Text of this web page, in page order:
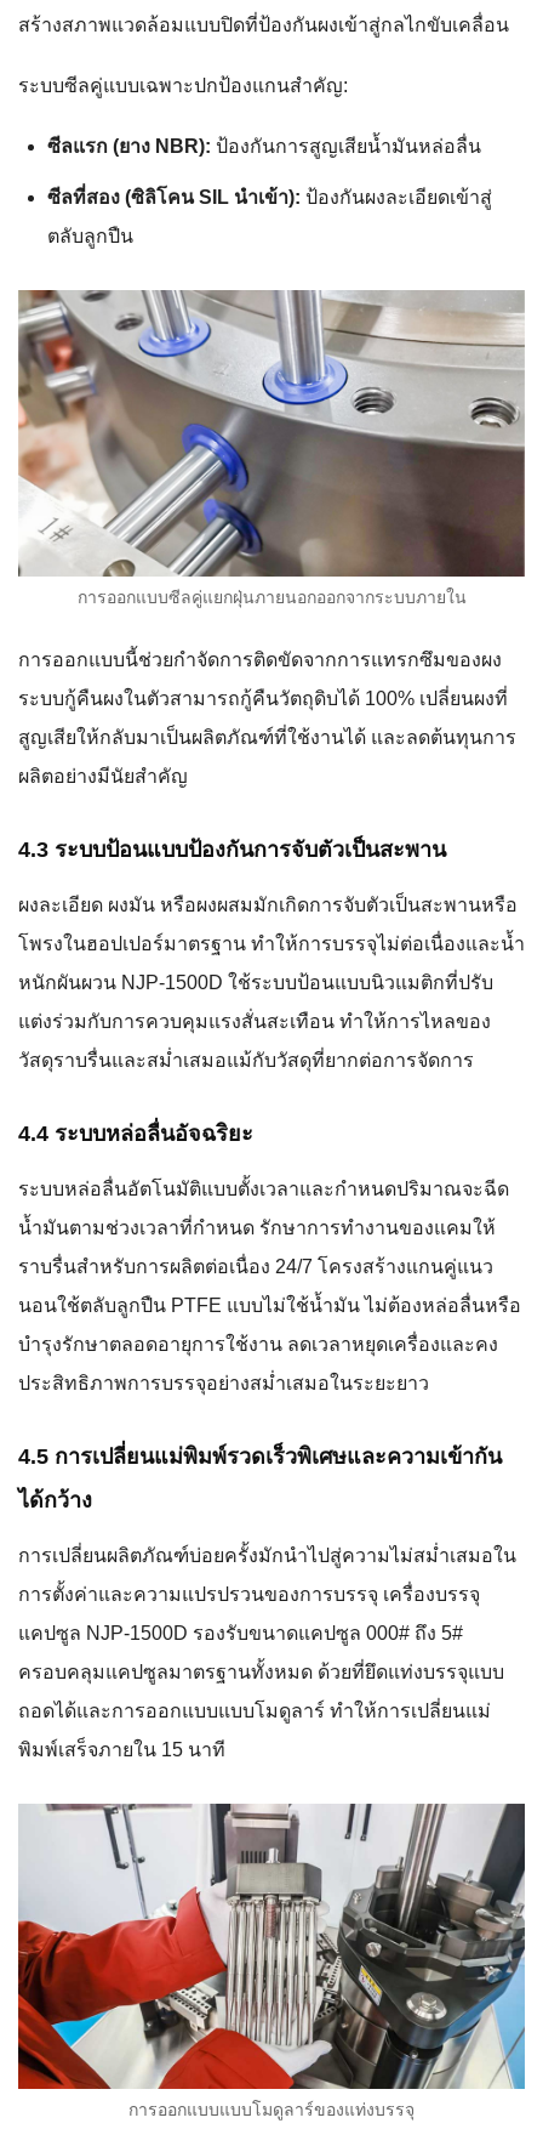
สร้างสภาพแวดล้อมแบบปิดที่ป้องกันผงเข้าสู่กลไกขับเคลื่อน
ระบบซีลคู่แบบเฉพาะปกป้องแกนสำคัญ:
ซีลแรก (ยาง NBR): ป้องกันการสูญเสียน้ำมันหล่อลื่น
ซีลที่สอง (ซิลิโคน SIL นำเข้า): ป้องกันผงละเอียดเข้าสู่
ตลับลูกปืน
การออกแบบซีลคู่แยกฝุ่นภายนอกออกจากระบบภายใน
การออกแบบนี้ช่วยกำจัดการติดขัดจากการแทรกซึมของผง
ระบบกู้คืนผงในตัวสามารถกู้คืนวัตถุดิบได้ 100% เปลี่ยนผงที่
สูญเสียให้กลับมาเป็นผลิตภัณฑ์ที่ใช้งานได้ และลดต้นทุนการ
ผลิตอย่างมีนัยสำคัญ
4.3 ระบบป้อนแบบป้องกันการจับตัวเป็นสะพาน
ผงละเอียด ผงมัน หรือผงผสมมักเกิดการจับตัวเป็นสะพานหรือ
โพรงในฮอปเปอร์มาตรฐาน ทำให้การบรรจุไม่ต่อเนื่องและน้ำ
หนักผันผวน NJP-1500D ใช้ระบบป้อนแบบนิวแมติกที่ปรับ
แต่งร่วมกับการควบคุมแรงสั่นสะเทือน ทำให้การไหลของ
วัสดุราบรื่นและสม่ำเสมอแม้กับวัสดุที่ยากต่อการจัดการ
4.4 ระบบหล่อลื่นอัจฉริยะ
ระบบหล่อลื่นอัตโนมัติแบบตั้งเวลาและกำหนดปริมาณจะฉีด
น้ำมันตามช่วงเวลาที่กำหนด รักษาการทำงานของแคมให้
ราบรื่นสำหรับการผลิตต่อเนื่อง 24/7 โครงสร้างแกนคู่แนว
นอนใช้ตลับลูกปืน PTFE แบบไม่ใช้น้ำมัน ไม่ต้องหล่อลื่นหรือ
บำรุงรักษาตลอดอายุการใช้งาน ลดเวลาหยุดเครื่องและคง
ประสิทธิภาพการบรรจุอย่างสม่ำเสมอในระยะยาว
4.5 การเปลี่ยนแม่พิมพ์รวดเร็วพิเศษและความเข้ากัน
ได้กว้าง
การเปลี่ยนผลิตภัณฑ์บ่อยครั้งมักนำไปสู่ความไม่สม่ำเสมอใน
การตั้งค่าและความแปรปรวนของการบรรจุ เครื่องบรรจุ
แคปซูล NJP-1500D รองรับขนาดแคปซูล 000# ถึง 5#
ครอบคลุมแคปซูลมาตรฐานทั้งหมด ด้วยที่ยึดแท่งบรรจุแบบ
ถอดได้และการออกแบบแบบโมดูลาร์ ทำให้การเปลี่ยนแม่
พิมพ์เสร็จภายใน 15 นาที
การออกแบบแบบโมดูลาร์ของแท่งบรรจุ